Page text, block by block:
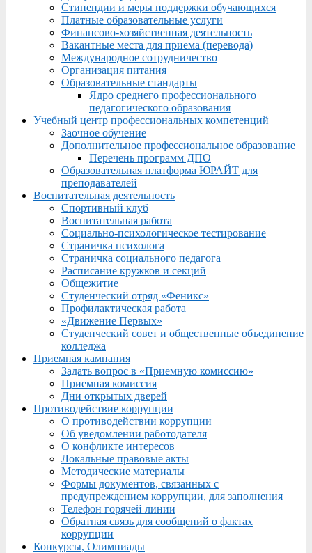
Стипендии и меры поддержки обучающихся
Платные образовательные услуги
Финансово-хозяйственная деятельность
Вакантные места для приема (перевода)
Международное сотрудничество
Организация питания
Образовательные стандарты
Ядро среднего профессионального
педагогического образования
Учебный центр профессиональных компетенций
Заочное обучение
Дополнительное профессиональное образование
Перечень программ ДПО
Образовательная платформа ЮРАЙТ для
преподавателей
Воспитательная деятельность
Спортивный клуб
Воспитательная работа
Социально-психологическое тестирование
Страничка психолога
Страничка социального педагога
Расписание кружков и секций
Общежитие
Студенческий отряд «Феникс»
Профилактическая работа
«Движение Первых»
Студенческий совет и общественные объединение
колледжа
Приемная кампания
Задать вопрос в «Приемную комиссию»
Приемная комиссия
Дни открытых дверей
Противодействие коррупции
О противодействии коррупции
Об уведомлении работодателя
О конфликте интересов
Локальные правовые акты
Методические материалы
Формы документов, связанных с
предупреждением коррупции, для заполнения
Телефон горячей линии
Обратная связь для сообщений о фактах
коррупции
Конкурсы, Олимпиады